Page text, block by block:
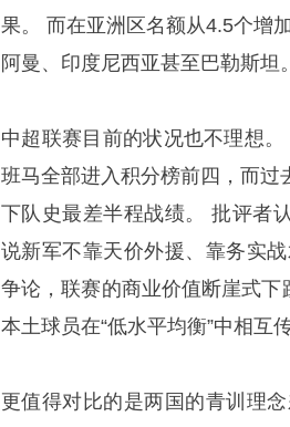
果。 而在亚洲区名额从4.5个增
阿曼、印度尼西亚甚至巴勒斯坦。
中超联赛目前的状况也不理想
班马全部进入积分榜前四，而过
下队史最差半程战绩。 批评者
说新军不靠天价外援、靠务实
争论，联赛的商业价值断崖式下
本土球员在“低水平均衡”中相互
更值得对比的是两国的青训理